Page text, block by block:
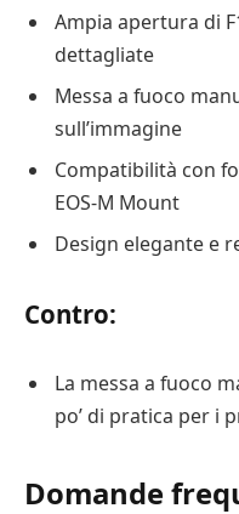
Ampia apertura di
dettagliate
Messa a fuoco
sull’immagine
Compatibilità con
EOS-M Mount
Design elegante e
Contro:
La messa a fuoco
po’ di pratica per i
Domande